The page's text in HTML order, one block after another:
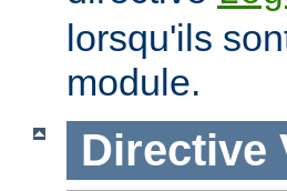
lorsqu'ils
module.
Directive